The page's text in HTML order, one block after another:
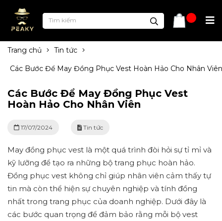
Trang chủ Tin tức
Các Bước Để May Đồng Phục Vest Hoàn Hảo Cho Nhân Viên
Các Bước Để May Đồng Phục Vest
Hoàn Hảo Cho Nhân Viên
17/07/2024 Tin tức
May đồng phục vest là một quá trình đòi hỏi sự tỉ mỉ và
kỹ lưỡng để tạo ra những bộ trang phục hoàn hảo.
Đồng phục vest không chỉ giúp nhân viên cảm thấy tự
tin mà còn thể hiện sự chuyên nghiệp và tính đồng
nhất trong trang phục của doanh nghiệp. Dưới đây là
các bước quan trọng để đảm bảo rằng mỗi bộ vest